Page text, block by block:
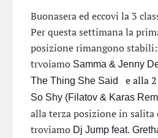
Buonasera ed eccovi la 3
Per questa settimana la
posizione rimangono
trvoiamo Samma & Jenny
The Thing She Said
e alla 2
So Shy (Filatov & Karas
alla terza posizione in
troviamo Dj Jump feat.